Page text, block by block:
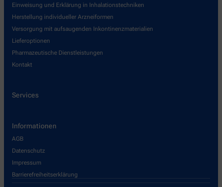
Einweisung und Erklärung in Inhalationstechniken
Herstellung individueller Arzneiformen
Versorgung mit aufsaugenden Inkontinenzmaterialien
Lieferoptionen
Pharmazeutische Dienstleistungen
Kontakt
Services
Informationen
AGB
Datenschutz
Impressum
Barrierefreiheitserklärung